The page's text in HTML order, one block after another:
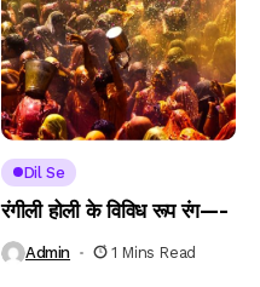
Dil Se
रंगीली होली के विविध रूप रंग—-
Admin 1 Mins Read